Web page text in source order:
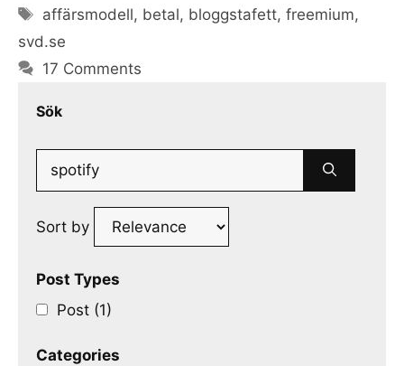
Tags
affärsmodell, betal, bloggstafett,freemium,
svd.se
17 Comments
Sök
Search
Sort by
Post Types
Post (1)
Categories